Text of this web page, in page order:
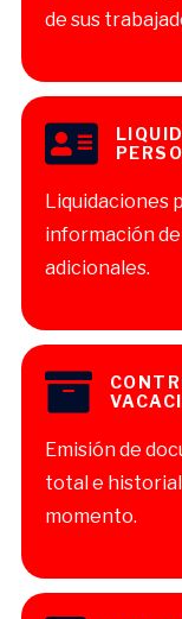
de sus
Liquidaciones
información
adicionales.
Emisión de
total e
momento.